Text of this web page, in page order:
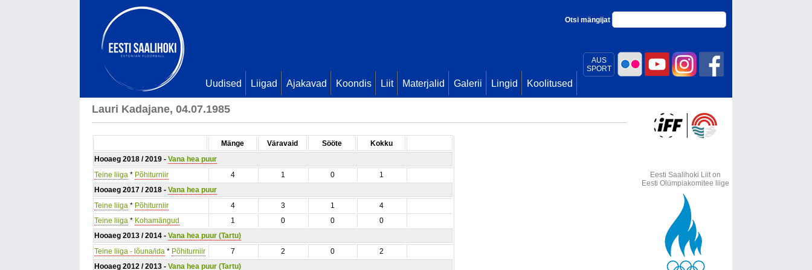
AUS
SPORT
Otsi mängijat
Uudised Liigad Ajakavad Koondis Liit Materjalid Galerii Lingid Koolitused
Lauri Kadajane, 04.07.1985
Mänge Väravaid Sööte
Kokku
Hooaeg 2018 / 2019 - Vana hea puur
Teine liiga * Põhiturniir 4 1 0
1
Hooaeg 2017 / 2018 - Vana hea puur
Teine liiga * Põhiturniir 4 3 1
4
Teine liiga * Kohamängud 1 0 0
0
Hooaeg 2013 / 2014 - Vana hea puur (Tartu)
Teine liiga - lõuna/ida * Põhiturniir 7 2 0
2
Hooaeg 2012 / 2013 - Vana hea puur (Tartu)
Eesti Saalihoki Liit on
Eesti Olümpiakomitee liige